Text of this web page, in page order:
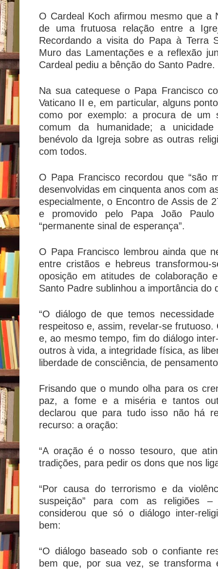
O Cardeal Koch afirmou mesmo que a
de uma frutuosa relação entre a
Recordando a visita do Papa à Terra
Muro das Lamentações e a reflexão
Cardeal pediu a bênção do Santo Padre.
Na sua catequese o Papa Francisco
Vaticano II e, em particular, alguns
como por exemplo: a procura de um
comum da humanidade; a
benévolo da Igreja sobre as outras
com todos.
O Papa Francisco recordou que “são
desenvolvidas em cinquenta anos com
especialmente, o Encontro de Assis de
e promovido pelo Papa João
“permanente sinal de esperança”.
O Papa Francisco lembrou ainda que
entre cristãos e hebreus
oposição em atitudes de colaboração
Santo Padre sublinhou a importância do
“O diálogo de que temos
respeitoso e, assim, revelar-se
e, ao mesmo tempo, fim do diálogo
outros à vida, a integridade física, as
liberdade de consciência, de
Frisando que o mundo olha para os
paz, a fome e a miséria e tantos
declarou que para tudo isso não há
recurso: a oração:
“A oração é o nosso tesouro, que
tradições, para pedir os dons que nos
“Por causa do terrorismo e da
suspeição” para com as religiões
considerou que só o diálogo inter-
bem:
“O diálogo baseado sob o confiante
bem que, por sua vez, se transforma